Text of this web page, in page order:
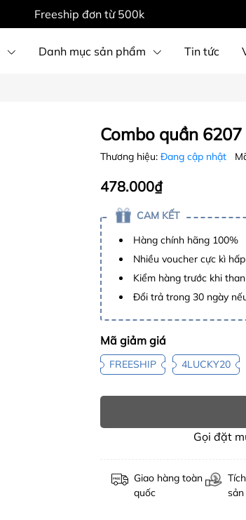
Freeship đơn từ 500k
Danh mục sản phẩm Tin tức
Combo quần
Thương hiệu: Đang cập nhật
478.000₫
CAM KẾT
Hàng chính hãng 100%
Nhiều voucher cực kì
Kiểm hàng trước khi
Đổi trả trong 30 ngày
Mã giảm giá
FREESHIP 4LUCKY20
Gọi đặt
Giao hàng toàn
quốc